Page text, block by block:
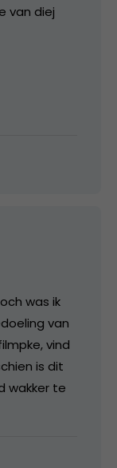
van diej
was ik
van
vind
is dit
wakker te